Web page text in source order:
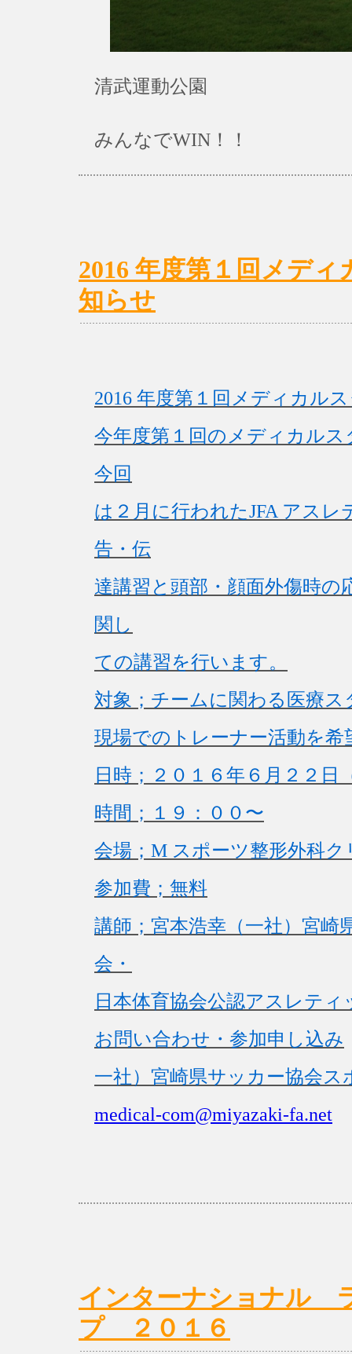
清武運動公園
みんなでWIN！！
2016 年度第１回メデ
知らせ
2016 年度第１回メディカル
今年度第１回のメディカル
今回
は２月に行われたJFA アス
告・伝
達講習と頭部・顔面外傷時の
関し
ての講習を行います。
対象；チームに関わる医療
現場でのトレーナー活動を希
日時；２０１６年６月２２日
時間；１９：００〜
会場；M スポーツ整形外科ク
参加費；無料
講師；宮本浩幸（一社）宮崎
会・
日本体育協会公認アスレテ
お問い合わせ・参加申し込み
一社）宮崎県サッカー協会ス
medical-com@miyazaki-fa.net
インターナショナル
プ ２０１６